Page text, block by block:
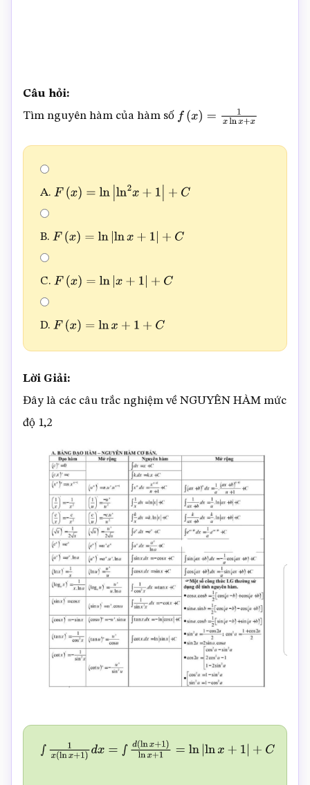
Câu hỏi:
Tìm nguyên hàm của hàm số f( x)= 1xlnx+x
A. F x)= ln| ln2 x+ |+ C
B. F x)= ln| lnx +1|+ C
C. F x)= ln| x+ 1|+ C
D. F x)= lnx +1+ C
Lời Giải:
Đây là các câu trắc nghiệm về NGUYÊN HÀM mức
độ 1,2
∫1 x(lnx+1 )dx =∫d( x+1)ln x+ 1= ln|ln + 1|+ C